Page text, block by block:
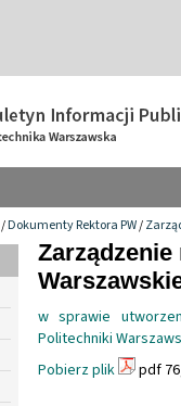
/Dokumenty Rektora PW/
w sprawie
Politechniki
Pobierz plik
pdf